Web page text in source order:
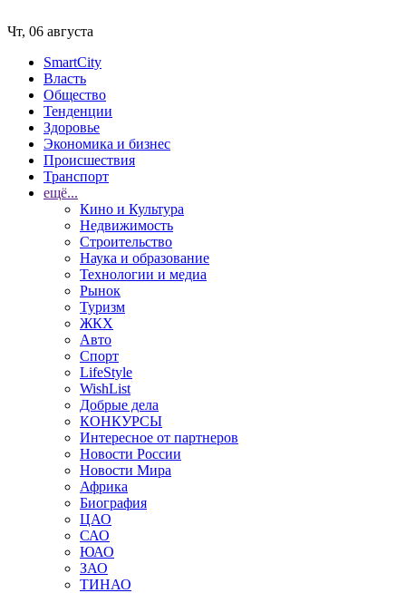
Чт, 06 августа
SmartCity
Власть
Общество
Тенденции
Здоровье
Экономика и бизнес
Происшествия
Транспорт
ещё...
Кино и Культура
Недвижимость
Строительство
Наука и образование
Технологии и медиа
Рынок
Туризм
ЖКХ
Авто
Спорт
LifeStyle
WishList
Добрые дела
КОНКУРСЫ
Интересное от партнеров
Новости России
Новости Мира
Африка
Биография
ЦАО
САО
ЮАО
ЗАО
ТИНАО